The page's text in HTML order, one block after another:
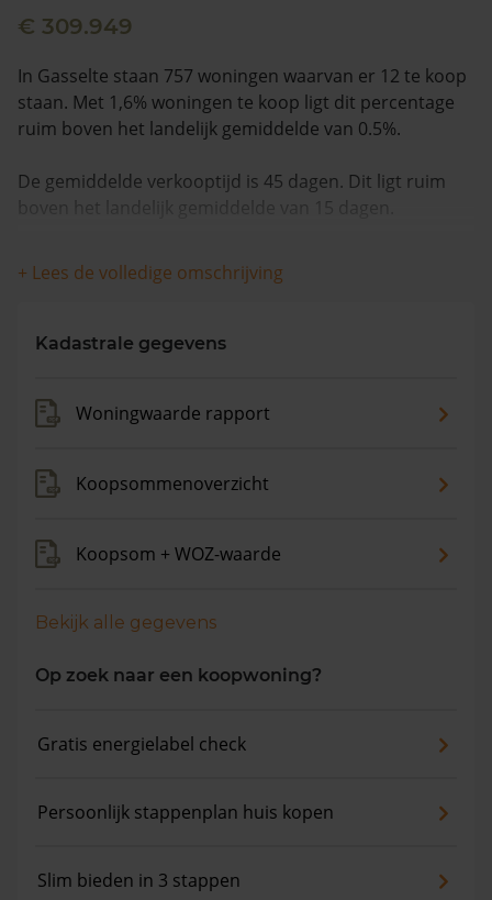
€ 309.949
In Gasselte staan 757 woningen waarvan er 12 te koop
staan. Met 1,6% woningen te koop ligt dit percentage
ruim boven het landelijk gemiddelde van 0.5%.
De gemiddelde verkooptijd is 45 dagen. Dit ligt ruim
boven het landelijk gemiddelde van 15 dagen.
Wanneer we naar de laatste 12 maanden kijken
worden appartementen gemiddeld voor €209.500
gemiddelde vraagprijs is €418.083. In de afgelopen 12
+ Lees de volledige omschrijving
Kadastrale gegevens
Woningwaarde rapport
Koopsommenoverzicht
Koopsom + WOZ-waarde
Bekijk alle gegevens
Op zoek naar een koopwoning?
Gratis energielabel check
Persoonlijk stappenplan huis kopen
Slim bieden in 3 stappen